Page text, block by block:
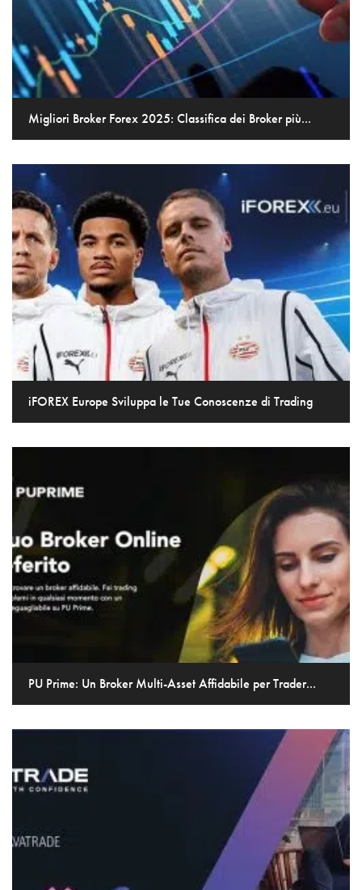
Migliori Broker Forex 2025: Classifica dei Broker più...
iFOREX Europe Sviluppa le Tue Conoscenze di Trading
PU Prime: Un Broker Multi-Asset Affidabile per Trader...